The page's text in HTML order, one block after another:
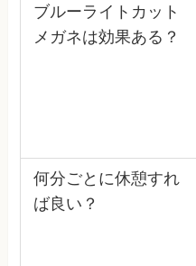
ブルーライトカット
メガネは効果ある？
何分ごとに休憩すれ
ば良い？